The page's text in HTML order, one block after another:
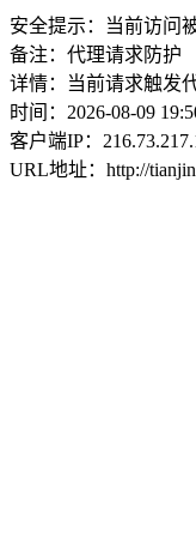
安全提示：当前访问
备注：代理请求防护
详情：当前请求触发
时间：2026-08-09
客户端IP：
URL地址：http://